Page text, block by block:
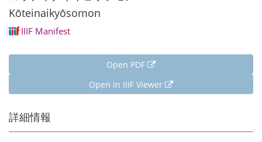
Kōteinaikyōsomon
IIIF Manifest
Open PDF
Open in IIIF Viewer
詳細情報